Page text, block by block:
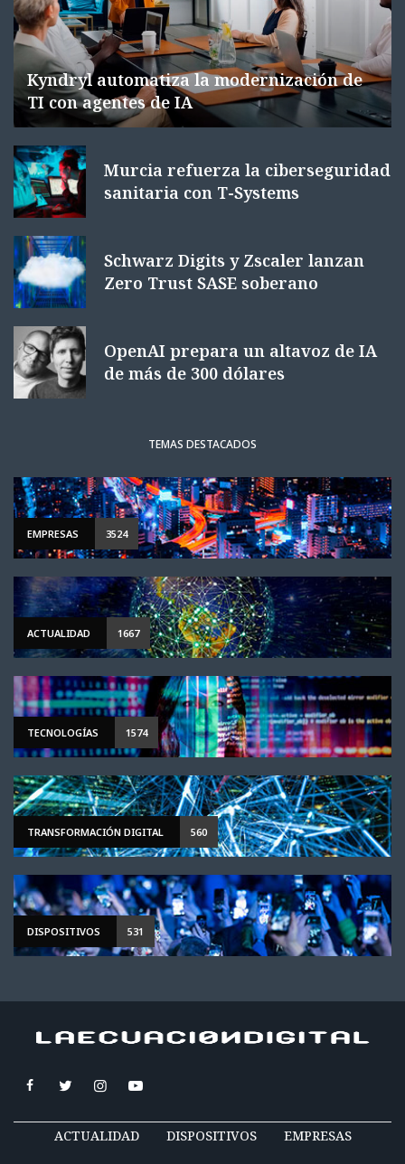
Kyndryl automatiza la modernización de
TI con agentes de IA
Murcia refuerza la ciberseguridad
sanitaria con T-Systems
Schwarz Digits y Zscaler lanzan
Zero Trust SASE soberano
OpenAI prepara un altavoz de IA
de más de 300 dólares
TEMAS DESTACADOS
EMPRESAS 3524
ACTUALIDAD 1667
TECNOLOGÍAS 1574
TRANSFORMACIÓN DIGITAL 560
DISPOSITIVOS 531
ACTUALIDAD DISPOSITIVOS EMPRESAS